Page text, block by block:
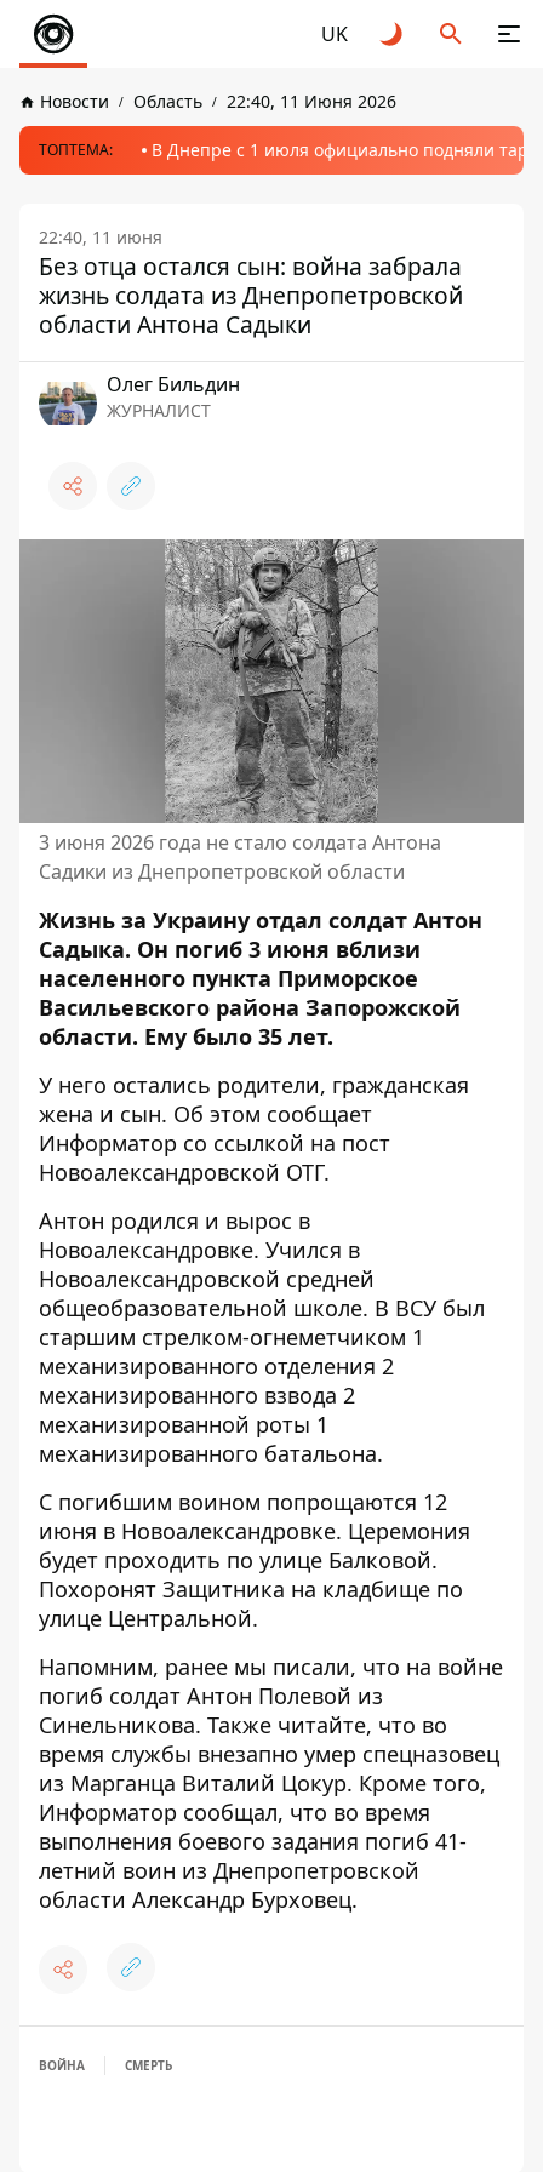
UK
Новости Область 22:40, 11 Июня 2026
ТОПТЕМА: В Днепре с 1 июля официально подняли
22:40, 11 июня
Без отца остался сын: война забрала
жизнь солдата из Днепропетровской
области Антона Садыки
Олег Бильдин
ЖУРНАЛИСТ
3 июня 2026 года не стало солдата Антона
Садики из Днепропетровской области
Жизнь за Украину отдал солдат Антон
Садыка. Он погиб 3 июня вблизи
населенного пункта Приморское
Васильевского района Запорожской
области. Ему было 35 лет.
У него остались родители, гражданская
жена и сын. Об этом сообщает
Информатор со ссылкой на пост
Новоалександровской ОТГ.
Антон родился и вырос в
Новоалександровке. Учился в
Новоалександровской средней
общеобразовательной школе. В ВСУ был
старшим стрелком-огнеметчиком 1
механизированного отделения 2
механизированного взвода 2
механизированной роты 1
механизированного батальона.
С погибшим воином попрощаются 12
июня в Новоалександровке. Церемония
будет проходить по улице Балковой.
Похоронят Защитника на кладбище по
улице Центральной.
Напомним, ранее мы писали, что на войне
погиб солдат Антон Полевой из
Синельникова. Также читайте, что во
время службы внезапно умер спецназовец
из Марганца Виталий Цокур. Кроме того,
Информатор сообщал, что во время
выполнения боевого задания погиб 41-
летний воин из Днепропетровской
области Александр Бурховец.
ВОЙНА СМЕРТЬ